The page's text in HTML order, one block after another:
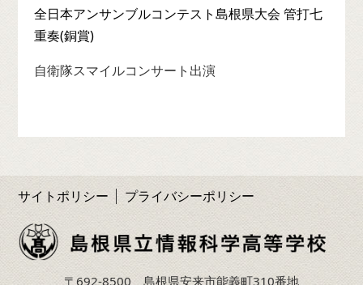
全日本アンサンブルコンテスト島根県大会 管打七
重奏(銅賞)
自衛隊スマイルコンサート出演
サイトポリシー プライバシーポリシー
〒692-8500 島根県安来市能義町310番地